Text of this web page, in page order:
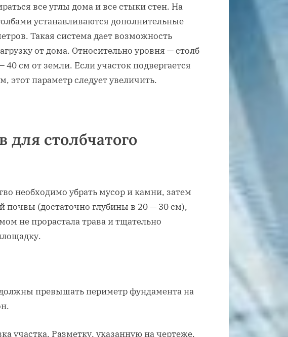
все углы дома и все стыки стен. На
устанавливаются дополнительные
Такая система дает возможность
от дома. Относительно уровня — столб
см от земли. Если участок подвергается
этот параметр следует увеличить.
для столбчатого
необходимо убрать мусор и камни, затем
почвы (достаточно глубины в 20 — 30 см),
не прорастала трава и тщательно
превышать периметр фундамента на
участка. Разметку, указанную на чертеже,